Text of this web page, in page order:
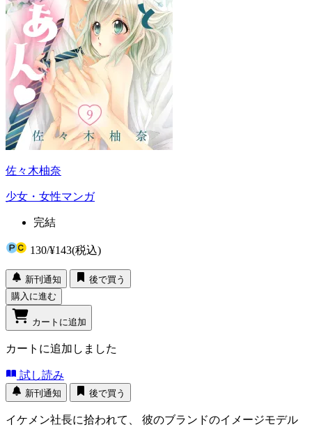
佐々木柚奈
少女・女性マンガ
完結
130/¥143(税込)
新刊通知
後で買う
購入に進む
カートに追加
カートに追加しました
試し読み
新刊通知 後で買う
イケメン社長に拾われて、 彼のブランドのイメージモデル